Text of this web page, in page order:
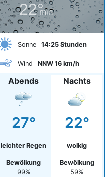
22°
min
Sonne 14:25 Stunden
Wind NNW 16 km/h
Abends
27°
leichter Regen
Bewölkung
99%
Nachts
22°
wolkig
Bewölkung
59%